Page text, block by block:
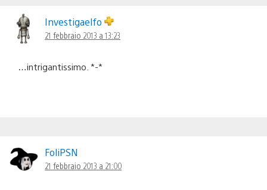
Investigaelfo
21 febbraio 2013 a 13:23
…intrigantissimo. *-*
FoliPSN
21 febbraio 2013 a 21:00